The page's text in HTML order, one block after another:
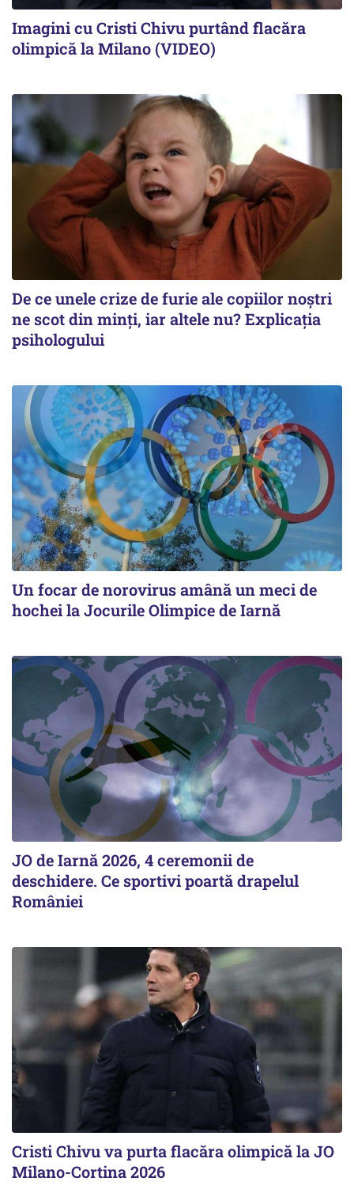
Imagini cu Cristi Chivu purtând flacăra
olimpică la Milano (VIDEO)
De ce unele crize de furie ale copiilor noștri
ne scot din minți, iar altele nu? Explicația
psihologului
Un focar de norovirus amână un meci de
hochei la Jocurile Olimpice de Iarnă
JO de Iarnă 2026, 4 ceremonii de
deschidere. Ce sportivi poartă drapelul
României
Cristi Chivu va purta flacăra olimpică la JO
Milano-Cortina 2026